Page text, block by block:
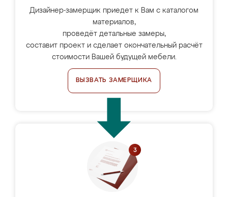
Дизайнер-замерщик приедет к Вам с каталогом
материалов,
проведёт детальные замеры,
составит проект и сделает окончательный расчёт
стоимости Вашей будущей мебели.
ВЫЗВАТЬ ЗАМЕРЩИКА